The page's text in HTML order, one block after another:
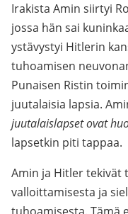
Irakista Amin siirtyi
jossa hän sai
ystävystyi Hitlerin
tuhoamisen
Punaisen Ristin
juutalaisia lapsia.
juutalaislapset ovat
lapsetkin piti tappaa.
Amin ja Hitler tekivät
valloittamisesta ja